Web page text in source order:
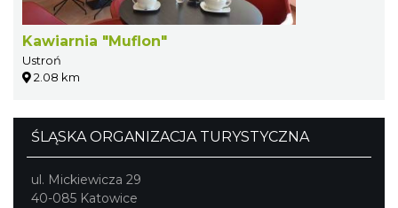
Kawiarnia "Muflon"
Ustroń
2.08 km
ŚLĄSKA ORGANIZACJA TURYSTYCZNA
ul. Mickiewicza 29
40-085 Katowice